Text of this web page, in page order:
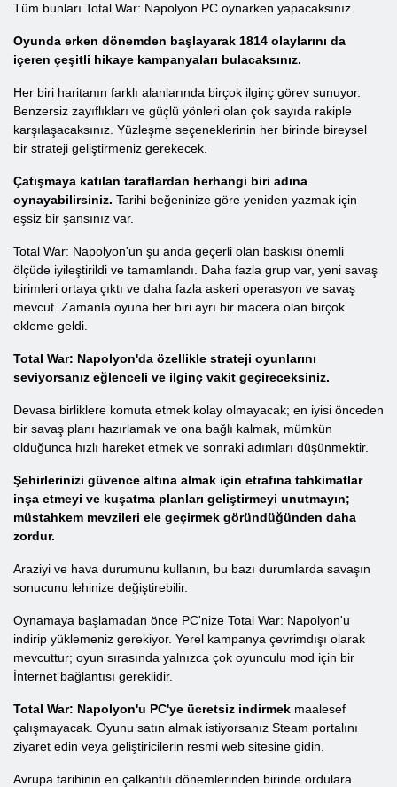
Tüm bunları Total War: Napolyon PC oynarken yapacaksınız.
Oyunda erken dönemden başlayarak 1814 olaylarını da
içeren çeşitli hikaye kampanyaları bulacaksınız.
Her biri haritanın farklı alanlarında birçok ilginç görev sunuyor.
Benzersiz zayıflıkları ve güçlü yönleri olan çok sayıda rakiple
karşılaşacaksınız. Yüzleşme seçeneklerinin her birinde bireysel
bir strateji geliştirmeniz gerekecek.
Çatışmaya katılan taraflardan herhangi biri adına
oynayabilirsiniz. Tarihi beğeninize göre yeniden yazmak için
eşsiz bir şansınız var.
Total War: Napolyon'un şu anda geçerli olan baskısı önemli
ölçüde iyileştirildi ve tamamlandı. Daha fazla grup var, yeni savaş
birimleri ortaya çıktı ve daha fazla askeri operasyon ve savaş
mevcut. Zamanla oyuna her biri ayrı bir macera olan birçok
ekleme geldi.
Total War: Napolyon'da özellikle strateji oyunlarını
seviyorsanız eğlenceli ve ilginç vakit geçireceksiniz.
Devasa birliklere komuta etmek kolay olmayacak; en iyisi önceden
bir savaş planı hazırlamak ve ona bağlı kalmak, mümkün
olduğunca hızlı hareket etmek ve sonraki adımları düşünmektir.
Şehirlerinizi güvence altına almak için etrafına tahkimatlar
inşa etmeyi ve kuşatma planları geliştirmeyi unutmayın;
müstahkem mevzileri ele geçirmek göründüğünden daha
zordur.
Araziyi ve hava durumunu kullanın, bu bazı durumlarda savaşın
sonucunu lehinize değiştirebilir.
Oynamaya başlamadan önce PC'nize Total War: Napolyon'u
indirip yüklemeniz gerekiyor. Yerel kampanya çevrimdışı olarak
mevcuttur; oyun sırasında yalnızca çok oyunculu mod için bir
İnternet bağlantısı gereklidir.
Total War: Napolyon'u PC'ye ücretsiz indirmek maalesef
çalışmayacak. Oyunu satın almak istiyorsanız Steam portalını
ziyaret edin veya geliştiricilerin resmi web sitesine gidin.
Avrupa tarihinin en çalkantılı dönemlerinden birinde ordulara